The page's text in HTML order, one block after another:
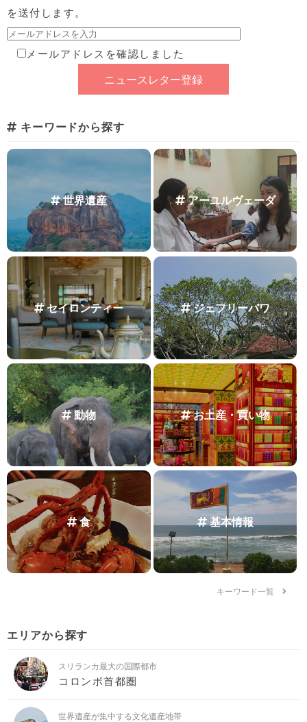
を送付します。
メールアドレスを確認しました
キーワードから探す
世界遺産 アーユルヴェーダ
セイロンティー ジェフリーバワ
動物 お土産・買い物
食 基本情報
キーワード一覧
エリアから探す
スリランカ最大の国際都市
コロンボ首都圏
世界遺産が集中する文化遺産地帯